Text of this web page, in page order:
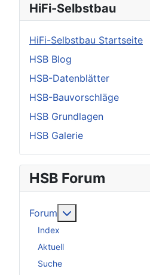
HiFi-Selbstbau
HiFi-Selbstbau Startseite
HSB Blog
HSB-Datenblätter
HSB-Bauvorschläge
HSB Grundlagen
HSB Galerie
HSB Forum
Forum
Index
Aktuell
Suche